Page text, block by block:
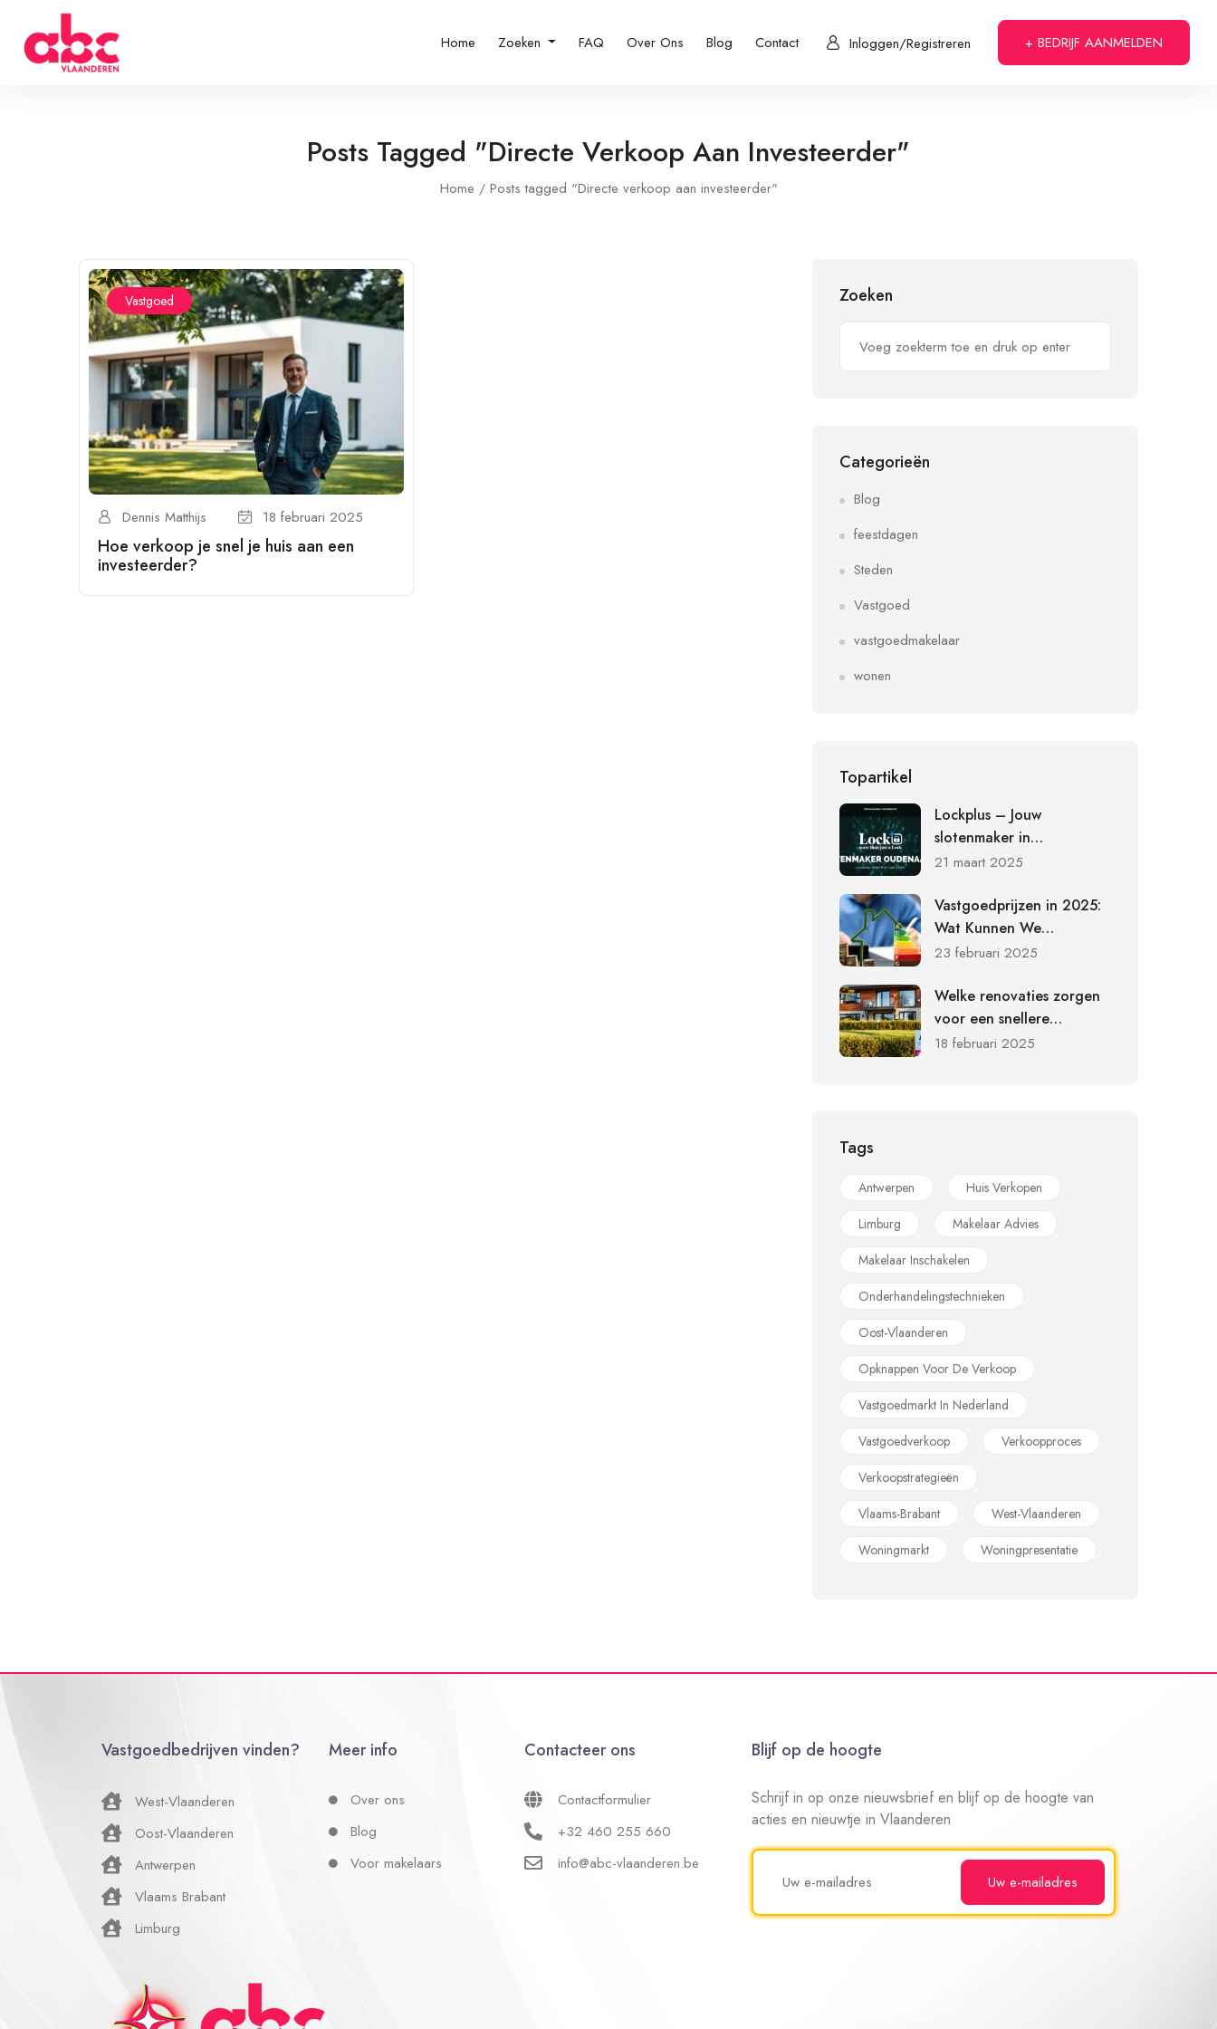
Home Zoeken FAQ Over Ons Blog Contact Inloggen/Registreren + BEDRIJF AANMELDEN
Posts Tagged "Directe Verkoop Aan Investeerder"
Home Posts tagged "Directe verkoop aan investeerder"
Vastgoed
Dennis Matthijs 18 februari 2025
Hoe verkoop je snel je huis aan een
investeerder?
Zoeken
Categorieën
Blog
feestdagen
Steden
Vastgoed
vastgoedmakelaar
wonen
Topartikel
Lockplus – Jouw
slotenmaker in
Oudenaarde voor
slotvervanging
21 maart 2025
Vastgoedprijzen in 2025:
Wat Kunnen We
Verwachten?
23 februari 2025
Welke renovaties zorgen
voor een snellere
verkoop?
18 februari 2025
Tags
Antwerpen
Huis Verkopen
Limburg
Makelaar Advies
Makelaar Inschakelen
Onderhandelingstechnieken
Oost-Vlaanderen
Opknappen Voor De Verkoop
Vastgoedmarkt In Nederland
Vastgoedverkoop
Verkoopproces
Verkoopstrategieën
Vlaams-Brabant
West-Vlaanderen
Woningmarkt
Woningpresentatie
Vastgoedbedrijven vinden?
West-Vlaanderen
Oost-Vlaanderen
Antwerpen
Vlaams Brabant
Limburg
Meer info
Over ons
Blog
Voor makelaars
Contacteer ons
Contactformulier
+32 460 255 660
info@abc-vlaanderen.be
Blijf op de hoogte
Schrijf in op onze nieuwsbrief en blijf op de hoogte van
acties en nieuwtje in Vlaanderen